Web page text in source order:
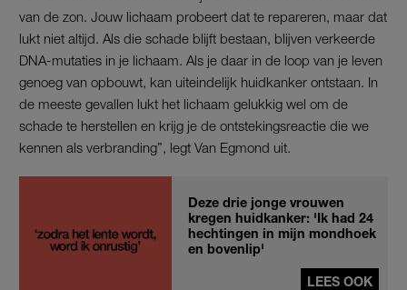
van de zon. Jouw lichaam probeert dat te repareren, maar dat
lukt niet altijd. Als die schade blijft bestaan, blijven verkeerde
DNA-mutaties in je lichaam. Als je daar in de loop van je leven
genoeg van opbouwt, kan uiteindelijk huidkanker ontstaan. In
de meeste gevallen lukt het lichaam gelukkig wel om de
schade te herstellen en krijg je de ontstekingsreactie die we
kennen als verbranding”, legt Van Egmond uit.
Deze drie jonge vrouwen
kregen huidkanker: 'Ik had 24
hechtingen in mijn mondhoek
en bovenlip'
LEES OOK